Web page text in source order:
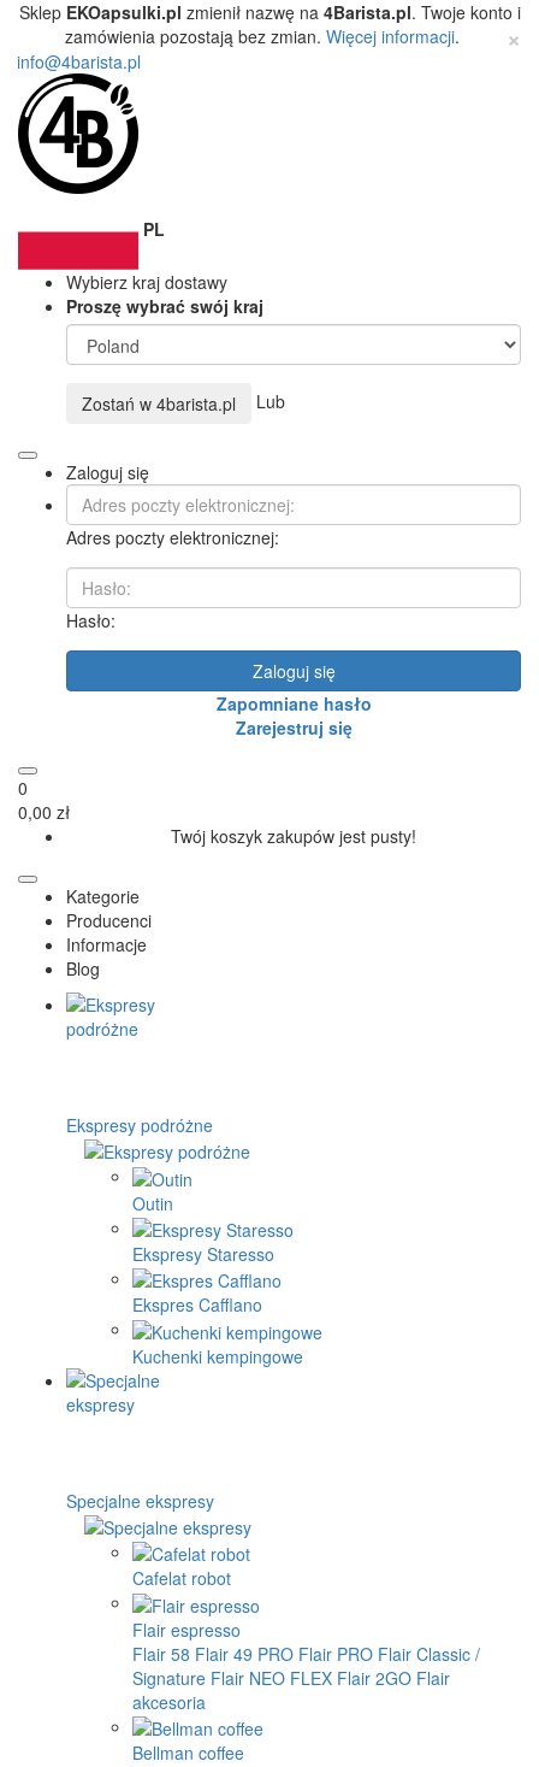
Sklep EKOapsulki.pl zmienił nazwę na 4Barista.pl. Twoje konto i
zamówienia pozostają bez zmian. Więcej informacji. ×
info@4barista.pl
PL
Wybierz kraj dostawy
Proszę wybrać swój kraj
Zostań w 4barista.pl Lub
Zaloguj się
Adres poczty elektronicznej:
Hasło:
Zaloguj się
Zapomniane hasło
Zarejestruj się
0
0,00 zł
Twój koszyk zakupów jest pusty!
Kategorie
Producenci
Informacje
Blog
Ekspresy podróżne
Outin
Ekspresy Staresso
Ekspres Cafflano
Kuchenki kempingowe
Specjalne ekspresy
Cafelat robot
Flair espresso
Flair 58 Flair 49 PRO Flair PRO Flair Classic /
Signature Flair NEO FLEX Flair 2GO Flair
akcesoria
Bellman coffee